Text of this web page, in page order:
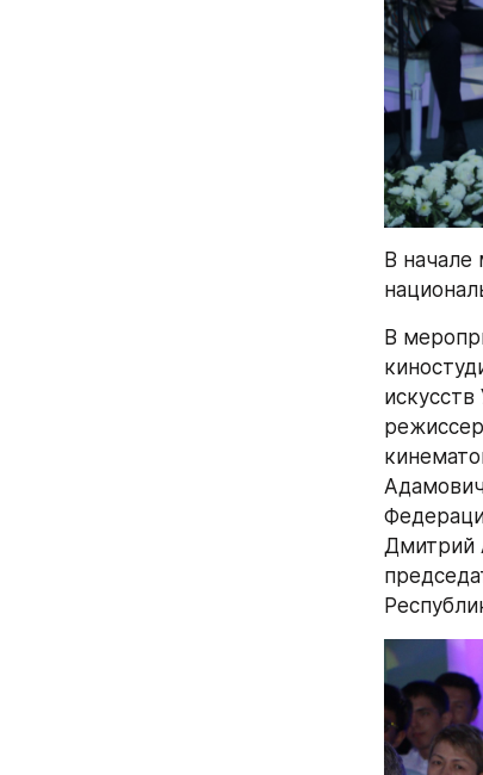
В
В
Дмитрий